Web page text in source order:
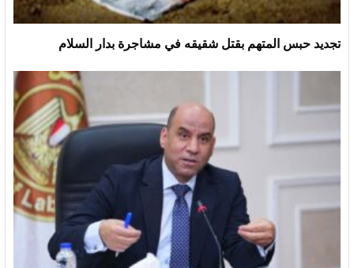
تجديد حبس المتهم بقتل شقيقه في مشاجرة بدار السلام